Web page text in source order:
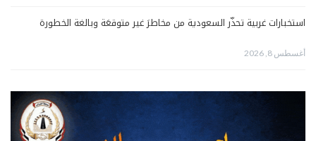
استخبارات غربية تحذّر السعودية من مخاطرَ غير متوقعَة وبالغة الخطورة
أغسطس 8, 2026